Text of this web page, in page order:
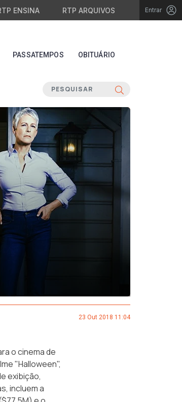
ENSINA RTP ARQUIVOS Entrar
PASSATEMPOS OBITUÁRIO
23 Out 2018 11:04
o cinema de
"Halloween",
exibição,
incluem a